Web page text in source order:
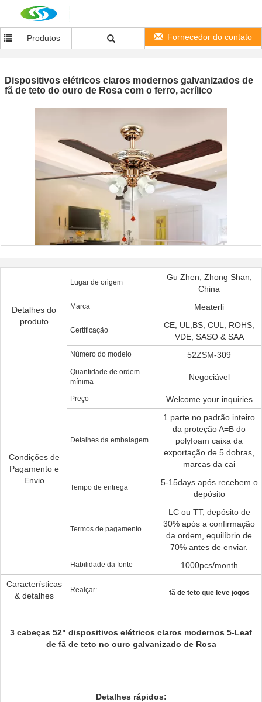
Produtos Fornecedor do contato
Dispositivos elétricos claros modernos galvanizados de
fã de teto do ouro de Rosa com o ferro, acrílico
Detalhes do
produto
Lugar de origem
Gu Zhen, Zhong Shan,
China
Marca Meaterli
Certificação
CE, UL,BS, CUL, ROHS,
VDE, SASO & SAA
Número do modelo 52ZSM-309
Condições de
Pagamento e
Envio
Quantidade de ordem
mínima
Negociável
Preço Welcome your inquiries
Detalhes da embalagem
1 parte no padrão inteiro
da proteção A=B do
polyfoam caixa da
exportação de 5 dobras,
marcas da cai
Tempo de entrega
5-15days após recebem o
depósito
Termos de pagamento
LC ou TT, depósito de
30% após a confirmação
da ordem, equilíbrio de
70% antes de enviar.
Habilidade da fonte
1000pcs/month
Características
& detalhes
Realçar: fã de teto que leve jogos
3 cabeças 52" dispositivos elétricos claros modernos 5-Leaf
de fã de teto no ouro galvanizado de Rosa
Detalhes rápidos: